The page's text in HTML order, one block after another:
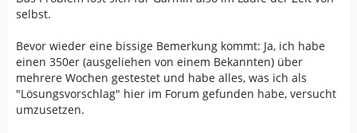
selbst.
Bevor wieder eine bissige Bemerkung kommt: Ja, ich habe
einen 350er (ausgeliehen von einem Bekannten) über
mehrere Wochen gestestet und habe alles, was ich als
"Lösungsvorschlag" hier im Forum gefunden habe, versucht
umzusetzen.